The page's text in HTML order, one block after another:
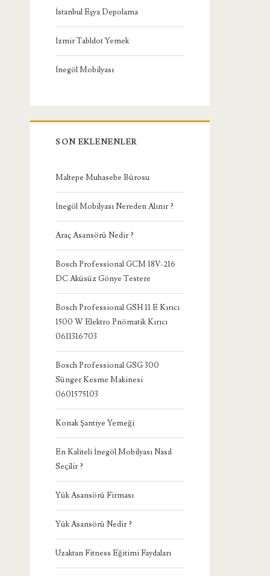
İstanbul Eşya Depolama
İzmir Tabldot Yemek
İnegöl Mobilyası
SON EKLENENLER
Maltepe Muhasebe Bürosu
İnegöl Mobilyası Nereden Alınır ?
Araç Asansörü Nedir ?
Bosch Professional GCM 18V-216
DC Aküsüz Gönye Testere
Bosch Professional GSH 11 E Kırıcı
1500 W Elektro Pnömatik Kırıcı
0611316703
Bosch Professional GSG 300
Sünger Kesme Makinesi
0601575103
Konak Şantiye Yemeği
En Kaliteli İnegöl Mobilyası Nasıl
Seçilir ?
Yük Asansörü Firması
Yük Asansörü Nedir ?
Uzaktan Fitness Eğitimi Faydaları